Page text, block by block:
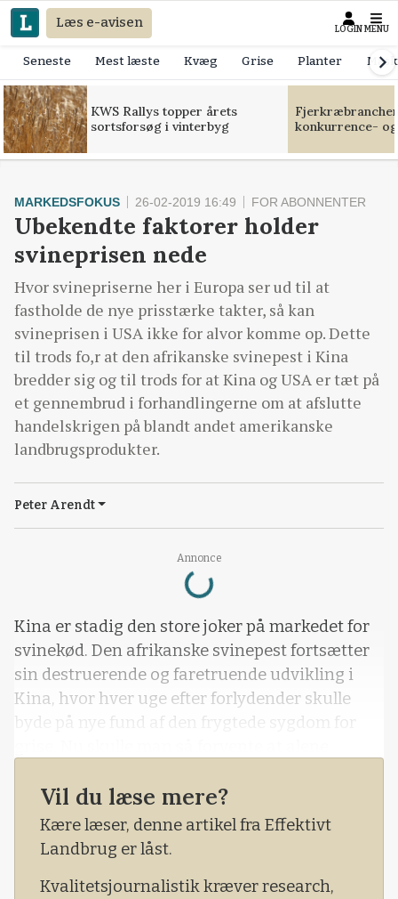
Læs e-avisen LOGIN MENU
Seneste Mest læste Kvæg Grise Planter
KWS Rallys topper årets
sortsforsøg i vinterbyg
konkurrence-
Annonce
Loading...
MARKEDSFOKUS 26-02-2019 16:49 FOR ABONNENTER
Ubekendte faktorer holder
svineprisen nede
Hvor svinepriserne her i Europa ser ud til at
fastholde de nye prisstærke takter, så kan
svineprisen i USA ikke for alvor komme op. Dette
til trods fo,r at den afrikanske svinepest i Kina
bredder sig og til trods for at Kina og USA er tæt på
et gennembrud i forhandlingerne om at afslutte
handelskrigen på blandt andet amerikanske
landbrugsprodukter.
Peter Arendt
Kina er stadig den store joker på markedet for
svinekød. Den afrikanske svinepest fortsætter
sin destruerende og faretruende udvikling i
Kina, hvor hver uge efter forlydender skulle
byde på nye fund af den frygtede sygdom for
som en bombe under svinepriserne over alt i
verden. For alt andet lige vil det betyde, at Kina
på et tidspunkt, før eller siden, skal ud og k&
Vil du læse mere?
Kære læser, denne artikel fra Effektivt
Landbrug er låst.
Kvalitetsjournalistik kræver research,